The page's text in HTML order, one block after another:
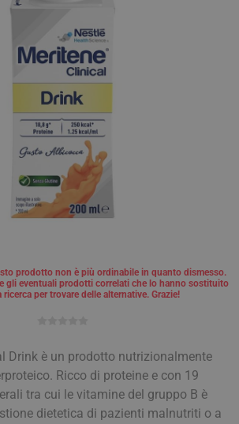
prodotto non è più ordinabile in quanto dismesso.
gli eventuali prodotti correlati che lo hanno sostituito
ricerca per trovare delle alternative. Grazie!
Drink è un prodotto nutrizionalmente
Ricco di proteine e con 19
tra cui le vitamine del gruppo B è
dietetica di pazienti malnutriti o a